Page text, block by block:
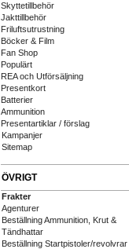
Skyttetillbehör
Jakttillbehör
Friluftsutrustning
Böcker & Film
Fan Shop
Populärt
REA och Utförsäljning
Presentkort
Batterier
Ammunition
Presentartiklar / förslag
Kampanjer
Sitemap
ÖVRIGT
Frakter
Agenturer
Beställning Ammunition, Krut &
Tändhattar
Beställning Startpistoler/revolvrar